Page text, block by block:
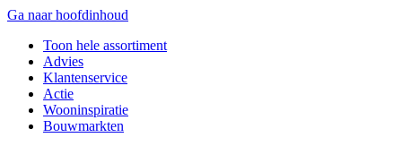
Ga naar hoofdinhoud
Toon hele assortiment
Advies
Klantenservice
Actie
Wooninspiratie
Bouwmarkten